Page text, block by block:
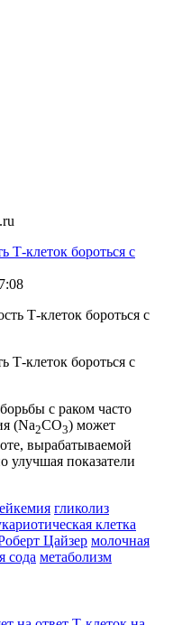
Т-клеток бороться с
Т-клеток бороться с
с раком часто
(Na2CO3) может
вырабатываемой
улучшая показатели
гликолиз
клетка
Цайзер молочная
сода метаболизм